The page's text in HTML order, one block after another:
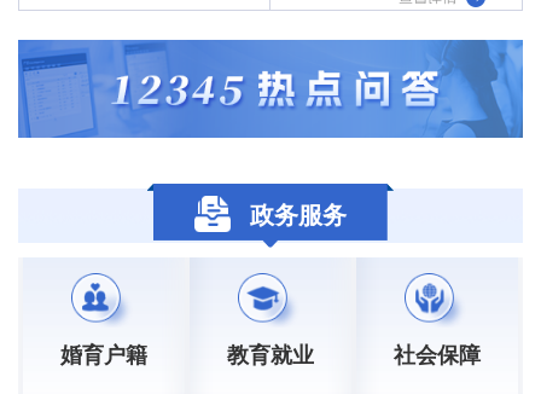
政务服务
婚育户籍 教育就业 社会保障